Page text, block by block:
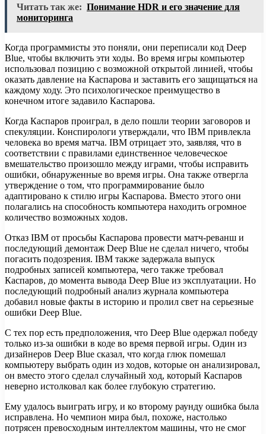
Читать так же: Понимание HDR и его значение для
мониторинга
Когда программисты это поняли, они переписали код Deep
Blue, чтобы включить эти ходы. Во время игры компьютер
использовал позицию с возможной открытой линией, чтобы
оказать давление на Каспарова и заставить его защищаться на
каждому ходу. Это психологическое преимущество в
конечном итоге задавило Каспарова.
Когда Каспаров проиграл, в дело пошли теории заговоров и
спекуляции. Конспирологи утверждали, что IBM привлекла
человека во время матча. IBM отрицает это, заявляя, что в
соответствии с правилами единственное человеческое
вмешательство произошло между играми, чтобы исправить
ошибки, обнаруженные во время игры. Она также отвергла
утверждение о том, что программирование было
адаптировано к стилю игры Каспарова. Вместо этого они
полагались на способность компьютера находить огромное
количество возможных ходов.
Отказ IBM от просьбы Каспарова провести матч-реванш и
последующий демонтаж Deep Blue не сделал ничего, чтобы
погасить подозрения. IBM также задержала выпуск
подробных записей компьютера, чего также требовал
Каспаров, до момента вывода Deep Blue из эксплуатации. Но
последующий подробный анализ журнала компьютера
добавил новые факты в историю и пролил свет на серьезные
ошибки Deep Blue.
С тех пор есть предположения, что Deep Blue одержал победу
только из-за ошибки в коде во время первой игры. Один из
дизайнеров Deep Blue сказал, что когда глюк помешал
компьютеру выбрать один из ходов, которые он анализировал,
он вместо этого сделал случайный ход, который Каспаров
неверно истолковал как более глубокую стратегию.
Ему удалось выиграть игру, и ко второму раунду ошибка была
исправлена. Но чемпион мира был, похоже, настолько
потрясен превосходным интеллектом машины, что не смог